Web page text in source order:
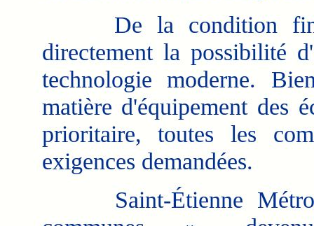
De la condition
directement la possibilité
technologie moderne.
matière d'équipement des
prioritaire, toutes les
exigences demandées.
Saint-Étienne